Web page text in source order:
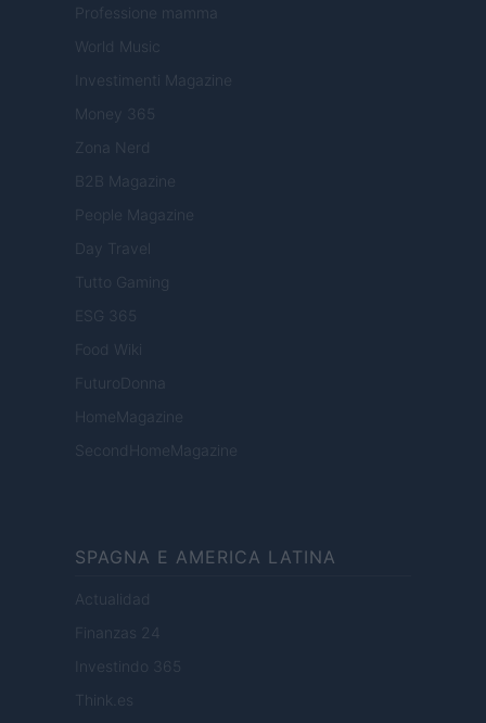
Professione mamma
World Music
Investimenti Magazine
Money 365
Zona Nerd
B2B Magazine
People Magazine
Day Travel
Tutto Gaming
ESG 365
Food Wiki
FuturoDonna
HomeMagazine
SecondHomeMagazine
SPAGNA E AMERICA LATINA
Actualidad
Finanzas 24
Investindo 365
Think.es